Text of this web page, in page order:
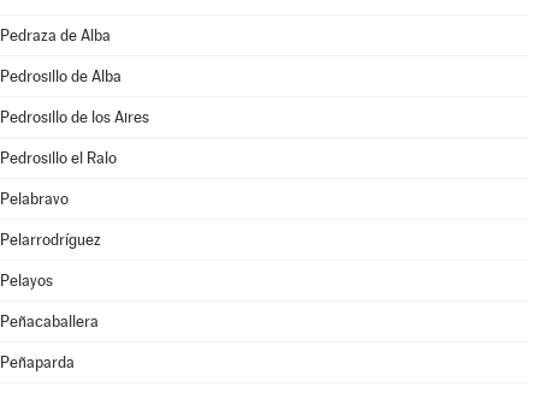
Pedraza de Alba
Pedrosillo de Alba
Pedrosillo de los Aires
Pedrosillo el Ralo
Pelabravo
Pelarrodríguez
Pelayos
Peñacaballera
Peñaparda